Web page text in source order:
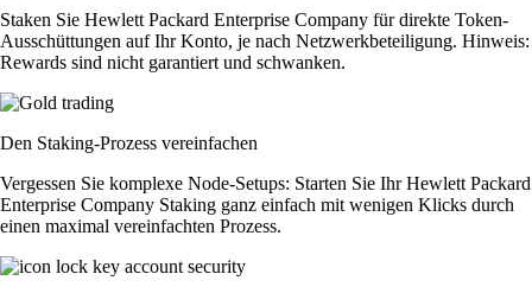
Staken Sie Hewlett Packard Enterprise Company für direkte Token-
Ausschüttungen auf Ihr Konto, je nach Netzwerkbeteiligung. Hinweis:
Rewards sind nicht garantiert und schwanken.
Den Staking-Prozess vereinfachen
Vergessen Sie komplexe Node-Setups: Starten Sie Ihr Hewlett Packard
Enterprise Company Staking ganz einfach mit wenigen Klicks durch
einen maximal vereinfachten Prozess.